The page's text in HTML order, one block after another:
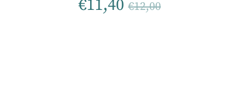
€11,40 €12,00